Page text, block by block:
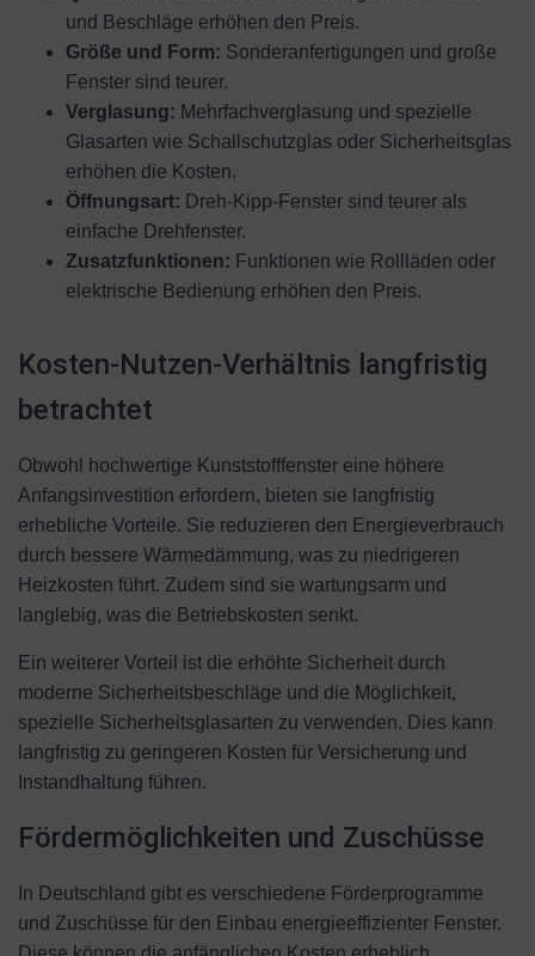
und Beschläge erhöhen den Preis.
Größe und Form: Sonderanfertigungen und große
Fenster sind teurer.
Verglasung: Mehrfachverglasung und spezielle
Glasarten wie Schallschutzglas oder Sicherheitsglas
erhöhen die Kosten.
Öffnungsart: Dreh-Kipp-Fenster sind teurer als
einfache Drehfenster.
Zusatzfunktionen: Funktionen wie Rollläden oder
elektrische Bedienung erhöhen den Preis.
Kosten-Nutzen-Verhältnis langfristig
betrachtet
Obwohl hochwertige Kunststofffenster eine höhere
Anfangsinvestition erfordern, bieten sie langfristig
erhebliche Vorteile. Sie reduzieren den Energieverbrauch
durch bessere Wärmedämmung, was zu niedrigeren
Heizkosten führt. Zudem sind sie wartungsarm und
langlebig, was die Betriebskosten senkt.
Ein weiterer Vorteil ist die erhöhte Sicherheit durch
moderne Sicherheitsbeschläge und die Möglichkeit,
spezielle Sicherheitsglasarten zu verwenden. Dies kann
langfristig zu geringeren Kosten für Versicherung und
Instandhaltung führen.
Fördermöglichkeiten und Zuschüsse
In Deutschland gibt es verschiedene Förderprogramme
und Zuschüsse für den Einbau energieeffizienter Fenster.